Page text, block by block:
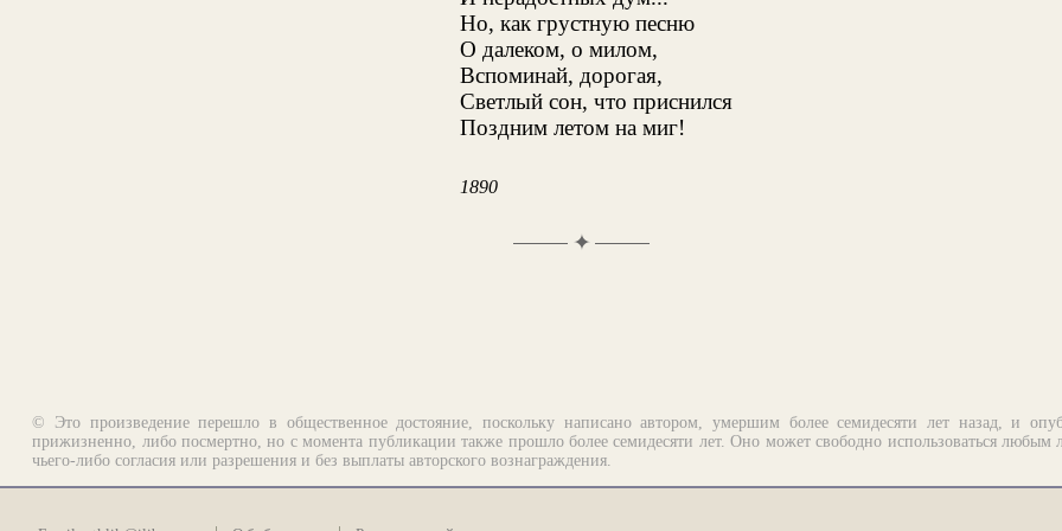
Но, как грустную песню
О далеком, о милом,
Вспоминай, дорогая,
Светлый сон, что приснился
Поздним летом на миг!
1890
✦
© Это произведение перешло в общественное достояние, поскольку написано автором, умершим более семидесяти лет назад, и
прижизненно, либо посмертно, но с момента публикации также прошло более семидесяти лет. Оно может свободно использоваться любым
чьего-либо согласия или разрешения и без выплаты авторского вознаграждения.